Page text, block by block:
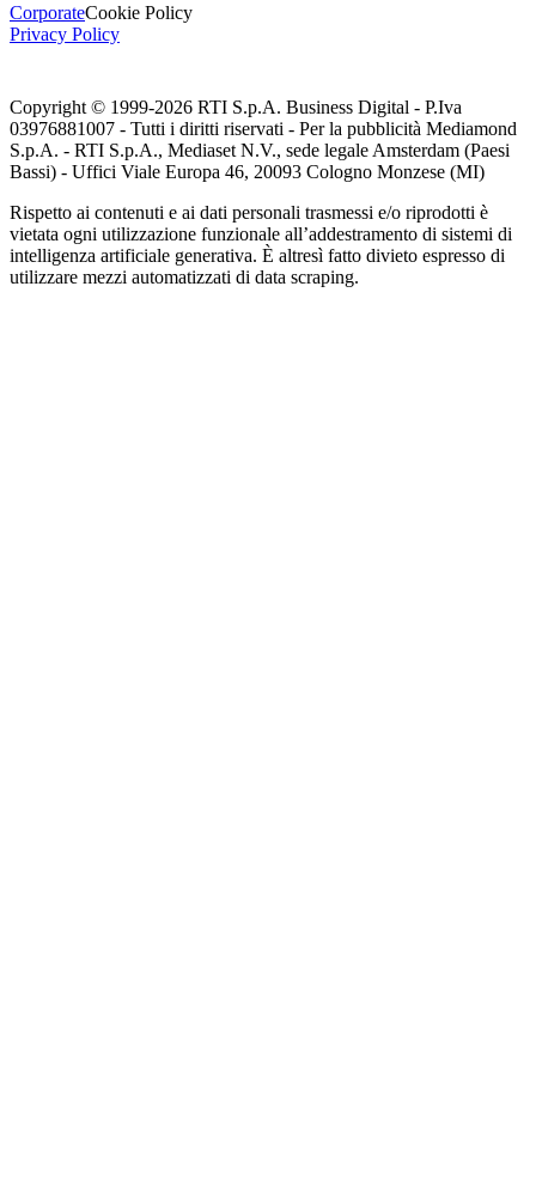
CorporateCookie Policy
Privacy Policy
Copyright © 1999-2026 RTI S.p.A. Business Digital - P.Iva
03976881007 - Tutti i diritti riservati - Per la pubblicità Mediamond
S.p.A. - RTI S.p.A., Mediaset N.V., sede legale Amsterdam (Paesi
Bassi) - Uffici Viale Europa 46, 20093 Cologno Monzese (MI)
Rispetto ai contenuti e ai dati personali trasmessi e/o riprodotti è
vietata ogni utilizzazione funzionale all’addestramento di sistemi di
intelligenza artificiale generativa. È altresì fatto divieto espresso di
utilizzare mezzi automatizzati di data scraping.